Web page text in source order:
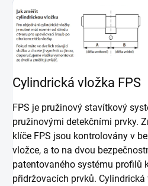
Cylindrická vložka FPS
FPS je pružinový stavítkový
pružinovými detekčními prvky.
klíče FPS jsou kontrolovány v
vložce, a to na dvou
patentovaného systému profilů
přidržovacích prvků.